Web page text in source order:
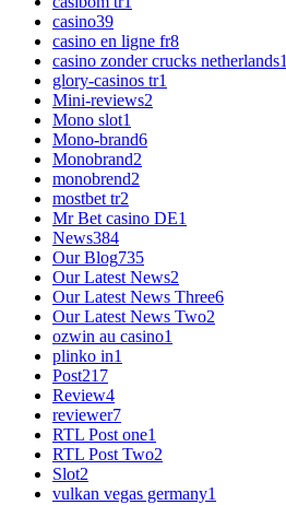
casino39
casino en ligne fr8
casino zonder crucks netherlands1
glory-casinos tr1
Mini-reviews2
Mono slot1
Mono-brand6
Monobrand2
monobrend2
mostbet tr2
Mr Bet casino DE1
News384
Our Blog735
Our Latest News2
Our Latest News Three6
Our Latest News Two2
ozwin au casino1
plinko in1
Post217
Review4
reviewer7
RTL Post one1
RTL Post Two2
Slot2
vulkan vegas germany1